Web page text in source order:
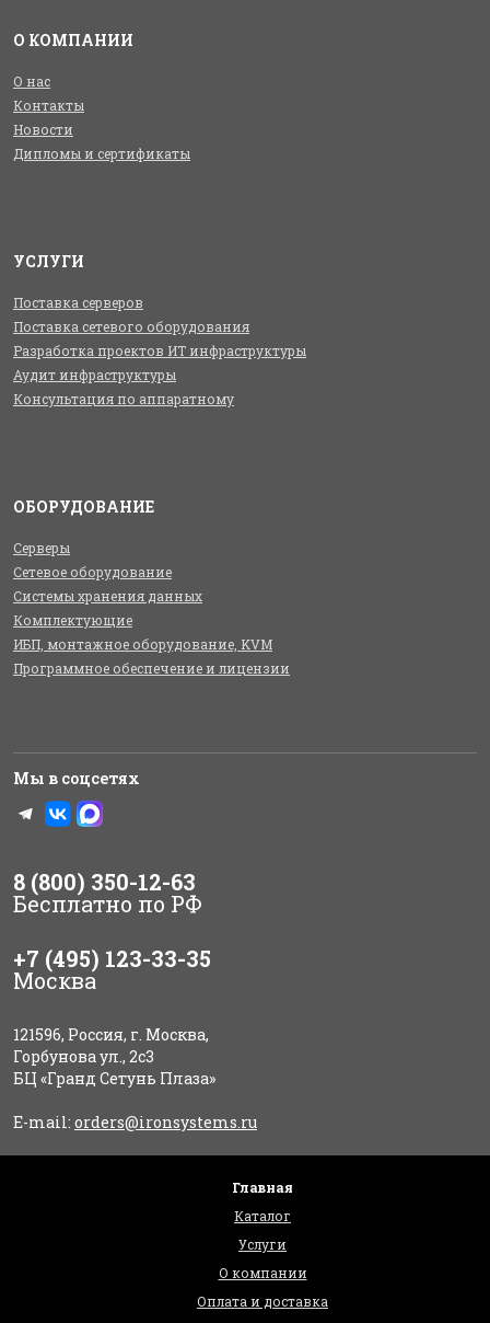
О КОМПАНИИ
О нас
Контакты
Новости
Дипломы и сертификаты
УСЛУГИ
Поставка серверов
Поставка сетевого оборудования
Разработка проектов ИТ инфраструктуры
Аудит инфраструктуры
Консультация по аппаратному
ОБОРУДОВАНИЕ
Серверы
Сетевое оборудование
Системы хранения данных
Комплектующие
ИБП, монтажное оборудование, KVM
Программное обеспечение и лицензии
Мы в соцсетях
8 (800) 350-12-63
Бесплатно по РФ
+7 (495) 123-33-35
Москва
121596, Россия, г. Москва,
Горбунова ул., 2с3
БЦ «Гранд Сетунь Плаза»
E-mail: orders@ironsystems.ru
Главная
Каталог
Услуги
О компании
Оплата и доставка